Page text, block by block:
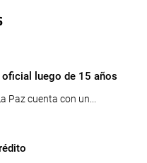
oficial luego de 15 años
Paz cuenta con un...